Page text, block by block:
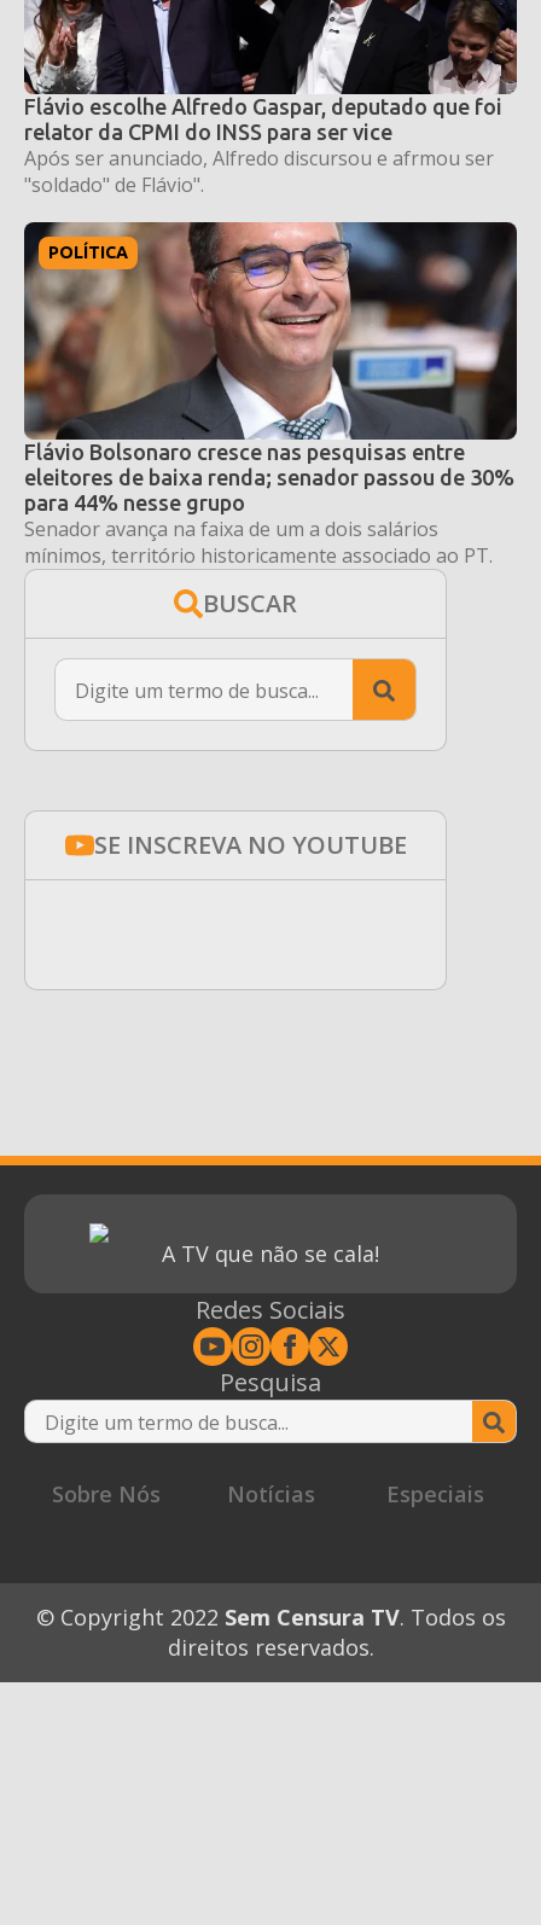
Flávio escolhe Alfredo Gaspar, deputado que foi
relator da CPMI do INSS para ser vice
Após ser anunciado, Alfredo discursou e afrmou ser
"soldado" de Flávio".
POLÍTICA
Flávio Bolsonaro cresce nas pesquisas entre
eleitores de baixa renda; senador passou de 30%
para 44% nesse grupo
Senador avança na faixa de um a dois salários
mínimos, território historicamente associado ao PT.
BUSCAR
Search
SE INSCREVA NO YOUTUBE
A TV que não se cala!
Redes Sociais
Pesquisa
Sobre Nós
Notícias Especiais
© Copyright 2022 Sem Censura TV. Todos os
direitos reservados.